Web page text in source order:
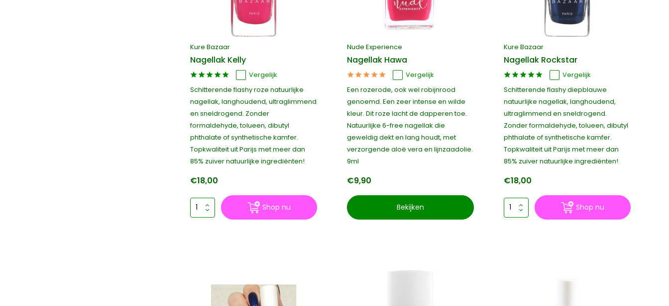
Kure Bazaar
Nagellak Kelly
Vergelijk
Schitterende flashy roze natuurlijke
nagellak, langhoudend, ultraglimmend
en sneldrogend. Zonder
formaldehyde, tolueen, dibutyl
phthalate of synthetische kamfer.
Topkwaliteit uit Parijs met meer dan
85% zuiver natuurlijke ingrediënten!
€18,00
Shop nu
Nude Experience
Nagellak Hawa
Vergelijk
Een rozerode, ook wel robijnrood
genoemd. Een zeer intense en wilde
kleur. Dit roze lacht de dapperen toe.
Natuurlijke 6-free nagellak die
geweldig dekt en lang houdt, met
verzorgende aloë vera en lijnzaadolie.
9ml
€9,90
Bekijken
Kure Bazaar
Nagellak Rockstar
Vergelijk
Schitterende flashy diepblauwe
natuurlijke nagellak, langhoudend,
ultraglimmend en sneldrogend.
Zonder formaldehyde, tolueen, dibutyl
phthalate of synthetische kamfer.
Topkwaliteit uit Parijs met meer dan
85% zuiver natuurlijke ingrediënten!
€18,00
Shop nu